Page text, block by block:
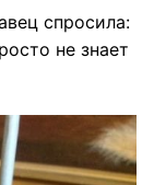
спросила:
не знает